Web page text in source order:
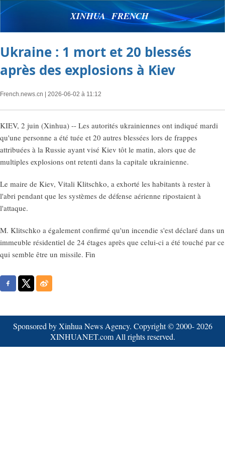
XINHUA FRENCH
Ukraine : 1 mort et 20 blessés
après des explosions à Kiev
French.news.cn | 2026-06-02 à 11:12
KIEV, 2 juin (Xinhua) -- Les autorités ukrainiennes ont indiqué mardi
qu'une personne a été tuée et 20 autres blessées lors de frappes
attribuées à la Russie ayant visé Kiev tôt le matin, alors que de
multiples explosions ont retenti dans la capitale ukrainienne.
Le maire de Kiev, Vitali Klitschko, a exhorté les habitants à rester à
l'abri pendant que les systèmes de défense aérienne ripostaient à
l'attaque.
M. Klitschko a également confirmé qu'un incendie s'est déclaré dans un
immeuble résidentiel de 24 étages après que celui-ci a été touché par ce
qui semble être un missile. Fin
Sponsored by Xinhua News Agency. Copyright © 2000-2026
XINHUANET.com All rights reserved.